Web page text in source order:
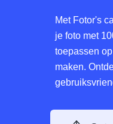
Met Fotor's
je foto met
toepassen
maken.